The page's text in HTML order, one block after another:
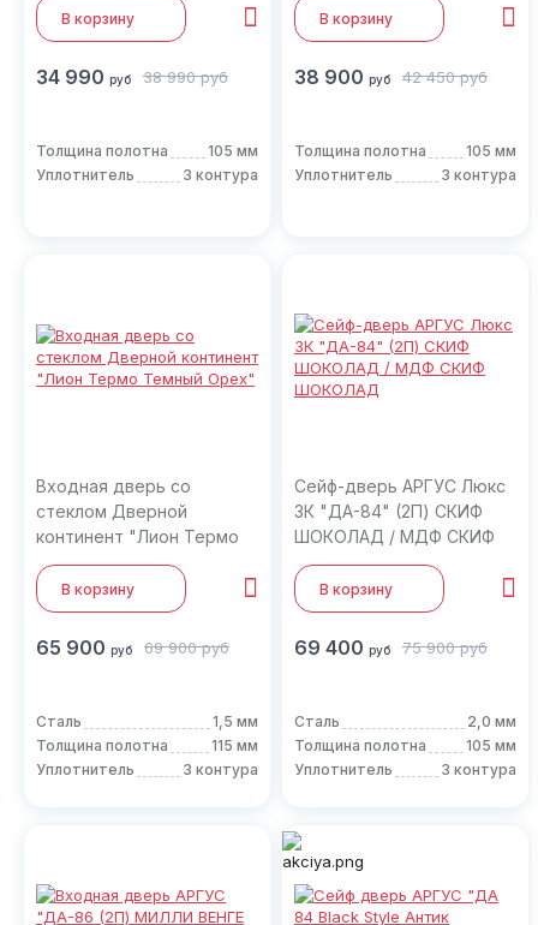
В корзину
34 990 руб 38 990 руб
Толщина полотна
105 мм
Уплотнитель
3 контура
В корзину
38 900 руб 42 450 руб
Толщина полотна
105 мм
Уплотнитель
3 контура
Входная дверь со
стеклом Дверной
континент "Лион Термо
Темный Орех"
В корзину
65 900 руб 69 900 руб
Сталь
1,5 мм
Толщина полотна
115 мм
Уплотнитель
3 контура
Сейф-дверь АРГУС Люкс
3К "ДА-84" (2П) СКИФ
ШОКОЛАД / МДФ СКИФ
ШОКОЛАД
В корзину
69 400 руб 75 900 руб
Сталь
2,0 мм
Толщина полотна
105 мм
Уплотнитель
3 контура